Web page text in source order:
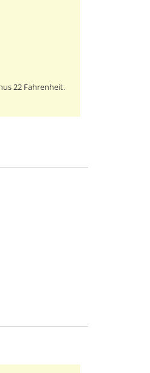
22 Fahrenheit.